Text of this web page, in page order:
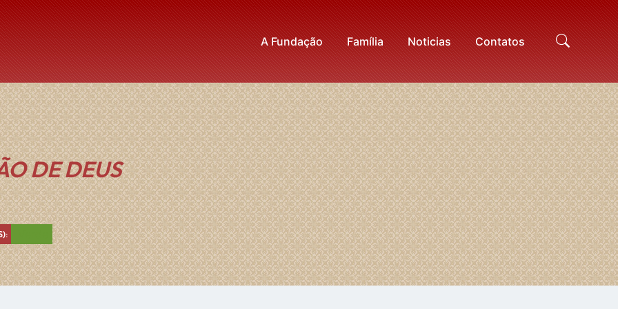
A Fundação Família Noticias Contatos
DE DEUS